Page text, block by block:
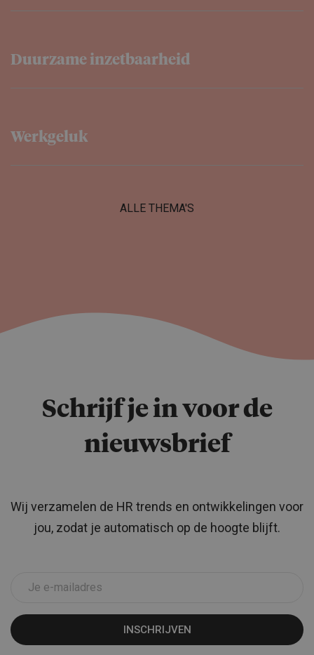
Duurzame inzetbaar­heid
Werkgeluk
ALLE THEMA'S
Schrijf je in voor de
nieuwsbrief
Wij verzamelen de HR trends en ontwikkelingen voor
jou, zodat je automatisch op de hoogte blijft.